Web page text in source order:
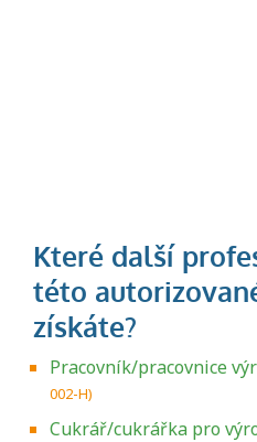
Pracovník/pracovnice
002-H)
Cukrář/cukrářka pro